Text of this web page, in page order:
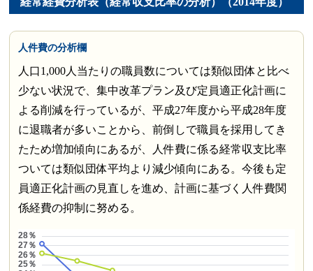
人件費の分析欄
人口1,000人当たりの職員数については類似団体と比べ
少ない状況で、集中改革プラン及び定員適正化計画に
よる削減を行っているが、平成27年度から平成28年度
に退職者が多いことから、前倒しで職員を採用してき
たため増加傾向にあるが、人件費に係る経常収支比率
ついては類似団体平均より減少傾向にある。今後も定
員適正化計画の見直しを進め、計画に基づく人件費関
係経費の抑制に努める。